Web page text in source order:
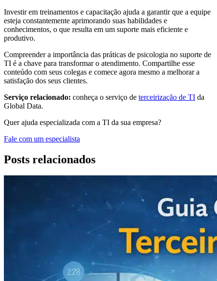
Investir em treinamentos e capacitação ajuda a garantir que a equipe
esteja constantemente aprimorando suas habilidades e
conhecimentos, o que resulta em um suporte mais eficiente e
produtivo.
Compreender a importância das práticas de psicologia no suporte de
TI é a chave para transformar o atendimento. Compartilhe esse
conteúdo com seus colegas e comece agora mesmo a melhorar a
satisfação dos seus clientes.
Serviço relacionado: conheça o serviço de terceirização de TI da
Global Data.
Quer ajuda especializada com a TI da sua empresa?
Fale com um especialista
Posts relacionados